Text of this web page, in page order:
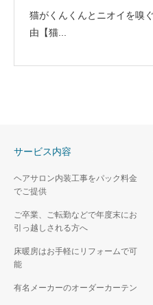
猫がくんくんとニオイを嗅
由【猫...
サービス内容
ヘアサロン内装工事をパック料金
でご提供
ご卒業、ご転勤などで年度末にお
引っ越しされる方へ
床暖房はお手軽にリフォームで可
能
有名メーカーのオーダーカーテン